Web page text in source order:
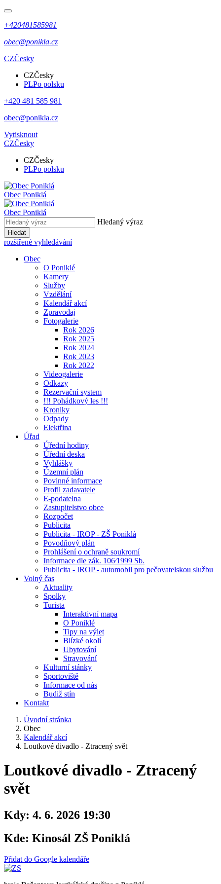
+420481585981
obec@ponikla.cz
CZČesky
CZČesky
PLPo polsku
+420 481 585 981
obec@ponikla.cz
Vytisknout
CZČesky
CZČesky
PLPo polsku
Obec Poniklá
Obec Poniklá
Hledaný výraz
Hledat
rozšířené vyhledávání
Obec
O Poniklé
Kamery
Služby
Vzdělání
Kalendář akcí
Zpravodaj
Fotogalerie
Rok 2026
Rok 2025
Rok 2024
Rok 2023
Rok 2022
Videogalerie
Odkazy
Rezervační system
!!! Pohádkový les !!!
Kroniky
Odpady
Elektřina
Úřad
Úřední hodiny
Úřední deska
Vyhlášky
Územní plán
Povinné informace
Profil zadavatele
E-podatelna
Zastupitelstvo obce
Rozpočet
Publicita
Publicita - IROP - ZŠ Poniklá
Povodňový plán
Prohlášení o ochraně soukromí
Informace dle zák. 106⁄1999 Sb.
Publicita - IROP - automobil pro pečovatelskou službu
Volný čas
Aktuality
Spolky
Turista
Interaktivní mapa
O Poniklé
Tipy na výlet
Blízké okolí
Ubytování
Stravování
Kulturní stánky
Sportoviště
Informace od nás
Budiž stín
Kontakt
Úvodní stránka
Obec
Kalendář akcí
Loutkové divadlo - Ztracený svět
Loutkové divadlo - Ztracený
svět
Kdy: 4. 6. 2026 19:30
Kde: Kinosál ZŠ Poniklá
Přidat do Google kalendáře